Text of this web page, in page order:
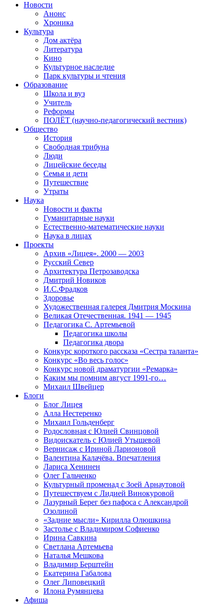
Новости
Анонс
Хроника
Культура
Дом актёра
Литература
Кино
Культурное наследие
Парк культуры и чтения
Образование
Школа и вуз
Учитель
Реформы
ПОЛЁТ (научно-педагогический вестник)
Общество
История
Свободная трибуна
Люди
Лицейские беседы
Семья и дети
Путешествие
Утраты
Наука
Новости и факты
Гуманитарные науки
Естественно-математические науки
Наука в лицах
Проекты
Архив «Лицея». 2000 — 2003
Русский Север
Архитектура Петрозаводска
Дмитрий Новиков
И.С.Фрадков
Здоровье
Художественная галерея Дмитрия Москина
Великая Отечественная. 1941 — 1945
Педагогика С. Артемьевой
Педагогика школы
Педагогика двора
Конкурс короткого рассказа «Сестра таланта»
Конкурс «Во весь голос»
Конкурс новой драматургии «Ремарка»
Каким мы помним август 1991-го…
Михаил Швейцер
Блоги
Блог Лицея
Алла Нестеренко
Михаил Гольденберг
Родословная с Юлией Свинцовой
Видоискатель с Юлией Утышевой
Вернисаж с Ириной Ларионовой
Валентина Калачёва. Впечатления
Лариса Хенинен
Олег Гальченко
Культурный променад с Зоей Арнаутовой
Путешествуем с Лидией Винокуровой
Лазурный Берег без пафоса с Александрой
Озолиной
«Задние мысли» Кирилла Олюшкина
Застолье с Владимиром Софиенко
Ирина Савкина
Светлана Артемьева
Наталья Мешкова
Владимир Берштейн
Екатерина Габалова
Олег Липовецкий
Илона Румянцева
Афиша